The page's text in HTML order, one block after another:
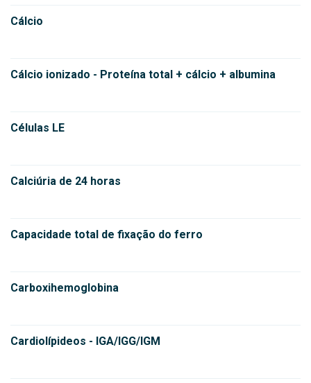
Cálcio
Cálcio ionizado - Proteína total + cálcio + albumina
Células LE
Calciúria de 24 horas
Capacidade total de fixação do ferro
Carboxihemoglobina
Cardiolípideos - IGA/IGG/IGM